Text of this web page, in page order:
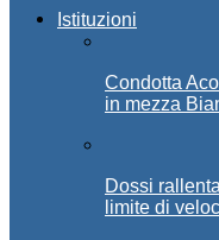
Istituzioni
Condotta
in mezza
Dossi
limite di